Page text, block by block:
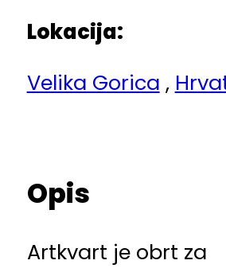
Lokacija:
Velika Gorica ,
Opis
Artkvart je obrt za